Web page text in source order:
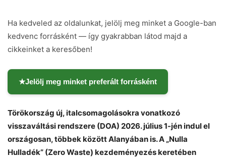
Ha kedveled az oldalunkat, jelölj meg minket a Google-ban
kedvenc forrásként — így gyakrabban látod majd a
cikkeinket a keresőben!
★Jelölj meg minket preferált forrásként
Törökország új, italcsomagolásokra vonatkozó
visszaváltási rendszere (DOA) 2026. július 1-jén indul el
országosan, többek között Alanyában is. A „Nulla
Hulladék” (Zero Waste) kezdeményezés keretében